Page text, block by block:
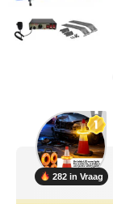
282 in Vraag